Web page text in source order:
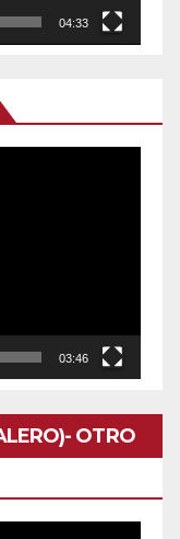
04:33
03:46
OTRO